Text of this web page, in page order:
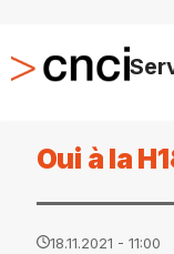
Oui à la
18.11.2021 - 11:00